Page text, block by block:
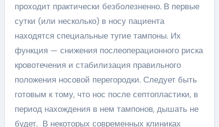
проходит практически безболезненно. В первые
сутки (или несколько) в носу пациента
находятся специальные тугие тампоны. Их
функция — снижения послеоперационного риска
кровотечения и стабилизация правильного
положения носовой перегородки. Следует быть
готовым к тому, что нос после септопластики, в
период нахождения в нем тампонов, дышать не
будет. В некоторых современных клиниках